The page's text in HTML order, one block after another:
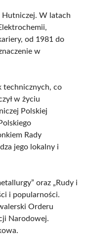
Hutniczej. W latach
od 1981 do
w
technicznych, co
w życiu
Polskiej
Rady
jego lokalny i
oraz „Rudy i
i popularności.
Orderu
Narodowej.